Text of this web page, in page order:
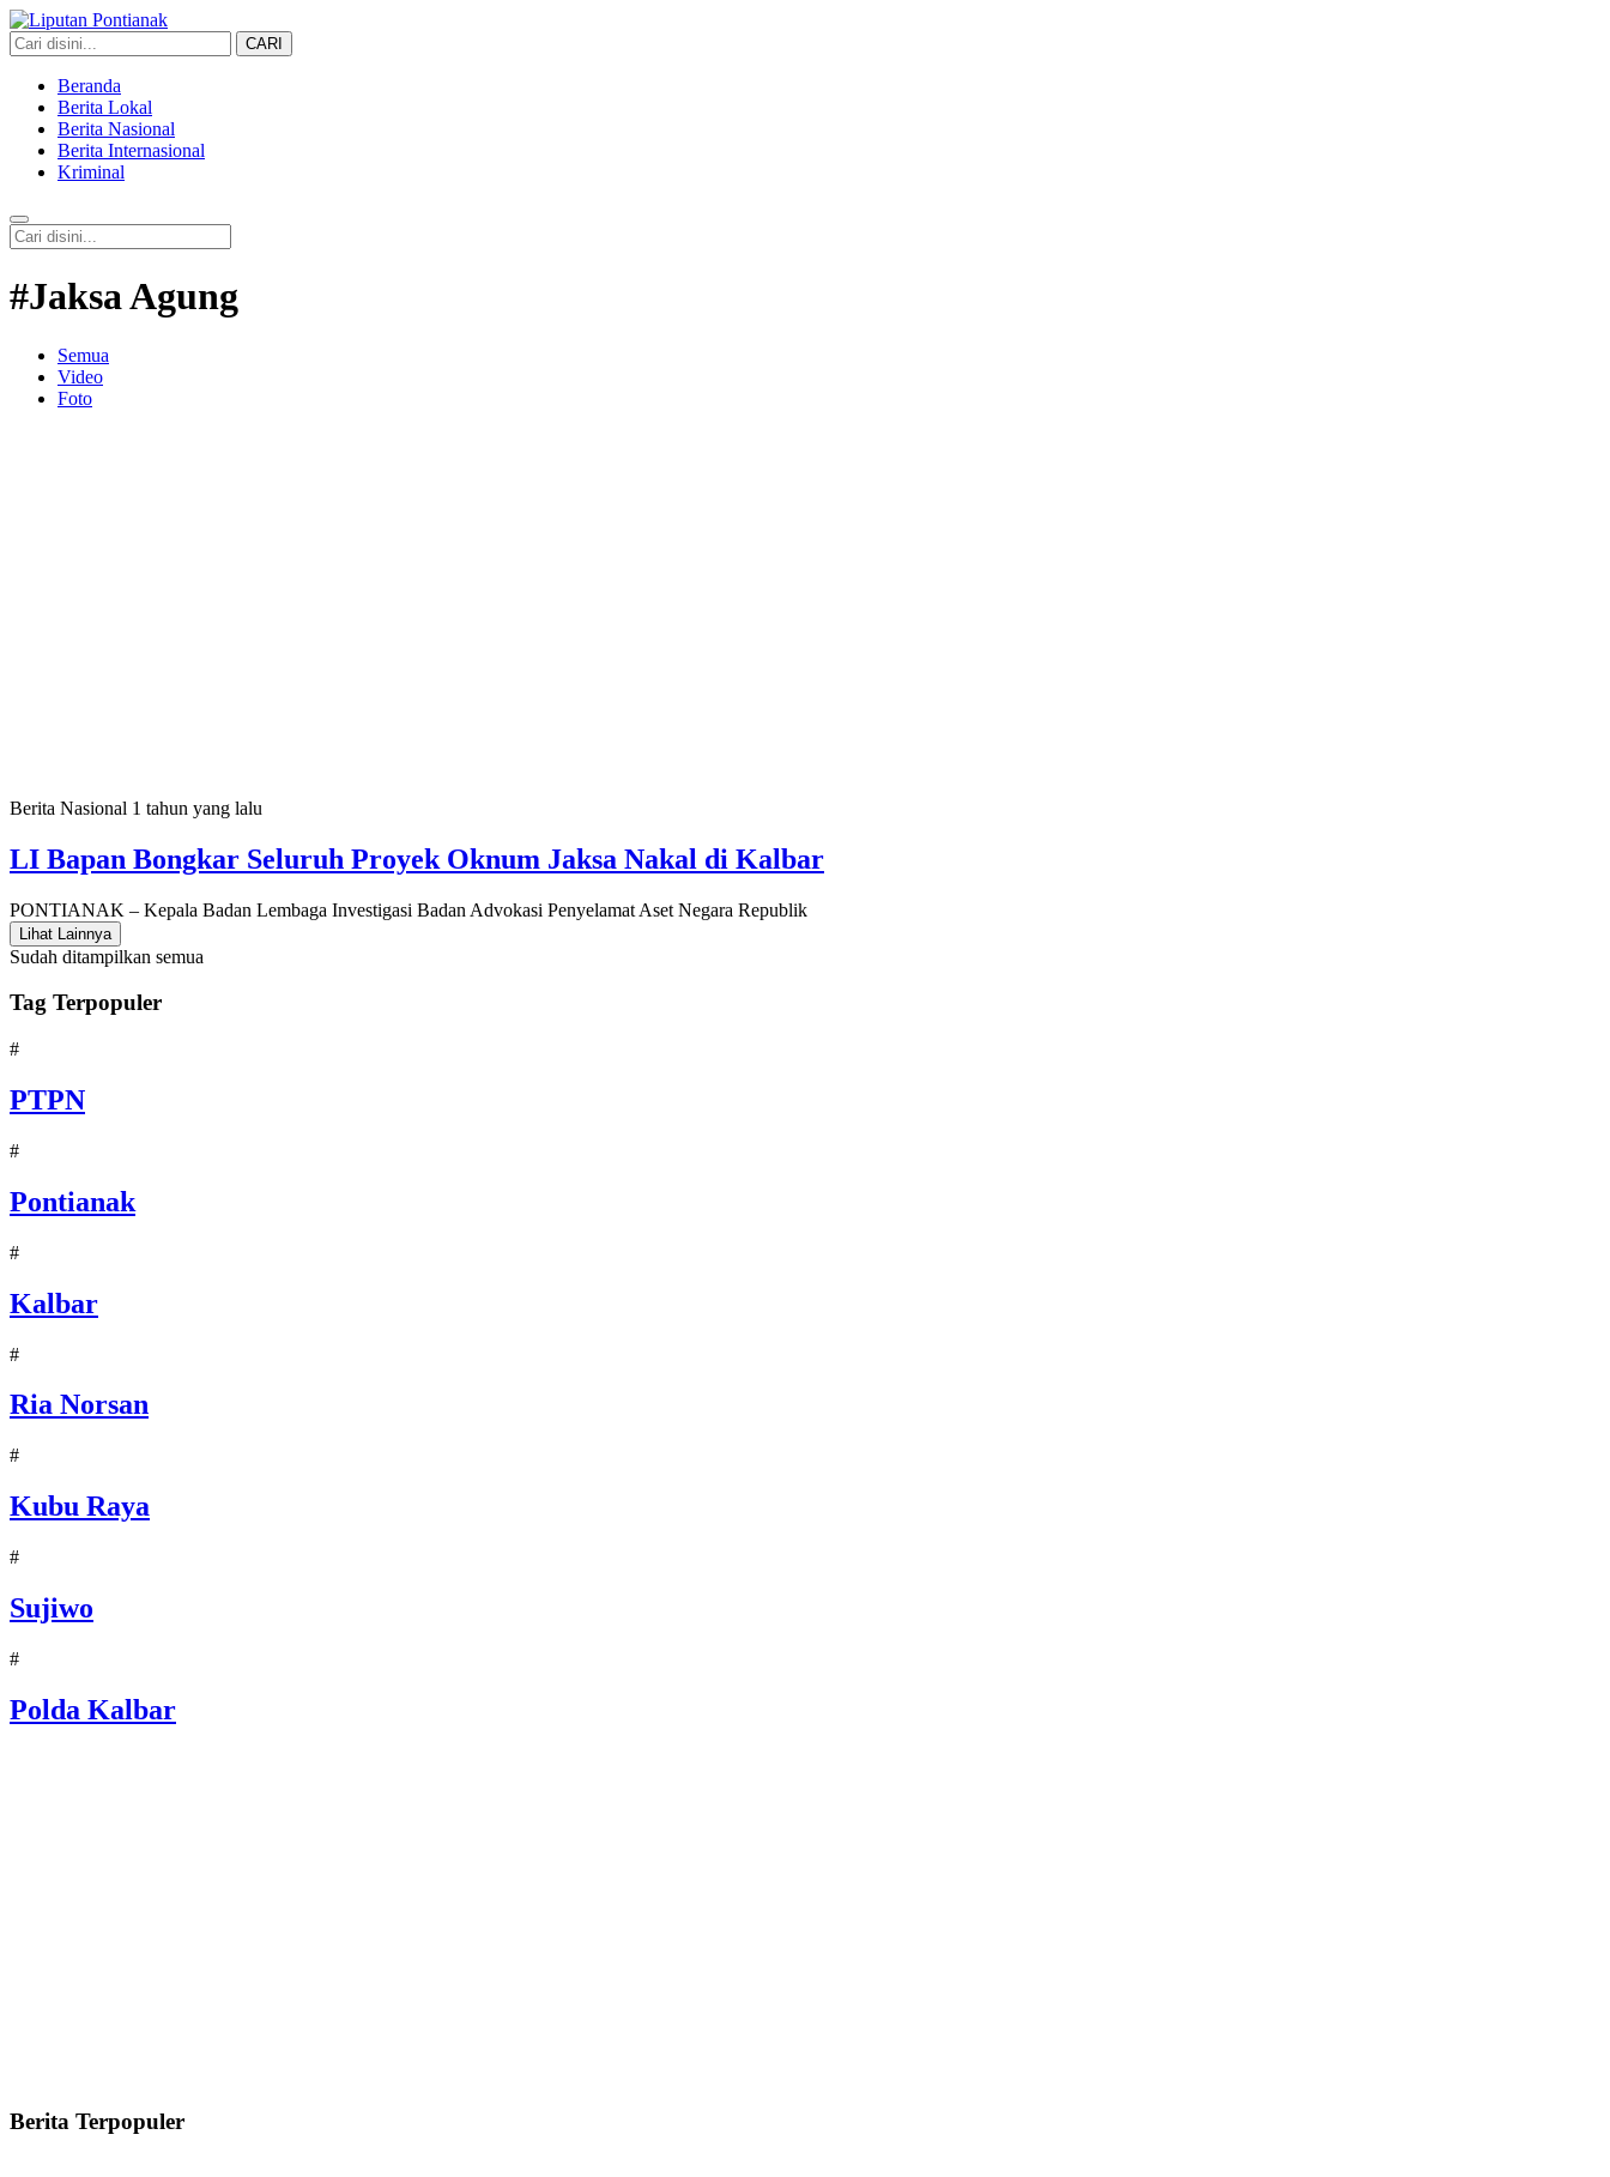
Liputan Pontianak
Berita Terkini dan TerUpdate
CARI
Beranda
Berita Lokal
Berita Nasional
Berita Internasional
Kriminal
#Jaksa Agung
Semua
Video
Foto
Berita Nasional 1 tahun yang lalu
LI Bapan Bongkar Seluruh Proyek Oknum Jaksa Nakal di Kalbar
PONTIANAK – Kepala Badan Lembaga Investigasi Badan Advokasi Penyelamat Aset Negara Republik
Lihat Lainnya
Sudah ditampilkan semua
Tag Terpopuler
#
PTPN
#
Pontianak
#
Kalbar
#
Ria Norsan
#
Kubu Raya
#
Sujiwo
#
Polda Kalbar
Berita Terpopuler